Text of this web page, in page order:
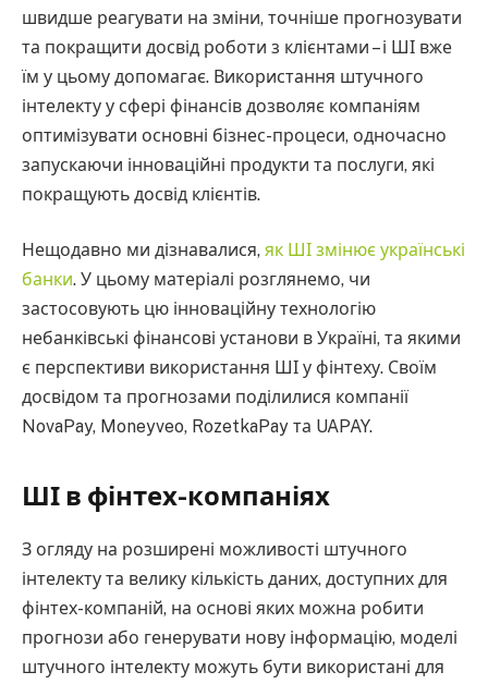
швидше реагувати на зміни, точніше прогнозувати
та покращити досвід роботи з клієнтами – і ШІ вже
їм у цьому допомагає. Використання штучного
інтелекту у сфері фінансів дозволяє компаніям
оптимізувати основні бізнес-процеси, одночасно
запускаючи інноваційні продукти та послуги, які
покращують досвід клієнтів.
Нещодавно ми дізнавалися, як ШІ змінює українські
банки. У цьому матеріалі розглянемо, чи
застосовують цю інноваційну технологію
небанківські фінансові установи в Україні, та якими
є перспективи використання ШІ у фінтеху. Своїм
досвідом та прогнозами поділилися компанії
NovaPay, Moneyveo, RozetkaPay та UAPAY.
ШІ в фінтех-компаніях
З огляду на розширені можливості штучного
інтелекту та велику кількість даних, доступних для
фінтех-компаній, на основі яких можна робити
прогнози або генерувати нову інформацію, моделі
штучного інтелекту можуть бути використані для